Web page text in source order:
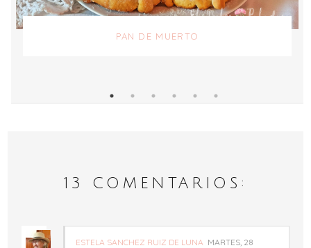
PAN DE MUERTO
13 COMENTARIOS:
ESTELA SANCHEZ RUIZ DE LUNA MARTES, 28